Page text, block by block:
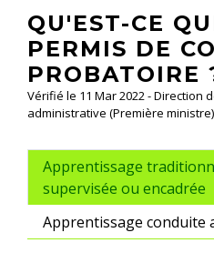
QU'EST-CE
PERMIS DE
PROBATOIRE
Vérifié le 11 Mar 2022 - Direction
administrative (Première ministre)
Apprentissage
supervisée ou encadrée
Apprentissage conduite